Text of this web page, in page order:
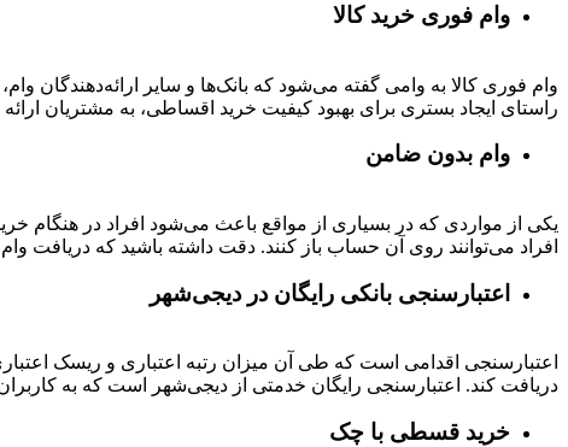
وام فوری خرید کالا
وام فوری کالا به وامی گفته می‌شود که بانک‌ها و سایر ارائه‌دهندگان
راستای ایجاد بستری برای بهبود کیفیت خرید اقساطی، به مشتریان
وام بدون ضامن
یکی از مواردی که در بسیاری از مواقع باعث می‌شود افراد در هنگام
افراد می‌توانند روی آن حساب باز کنند. دقت داشته باشید که دریافت
اعتبارسنجی بانکی رایگان در دیجی‌شهر
اعتبارسنجی اقدامی است که طی آن میزان رتبه اعتباری و ریسک
دریافت کند. اعتبارسنجی رایگان خدمتی از دیجی‌شهر است که به
خرید قسطی با چک